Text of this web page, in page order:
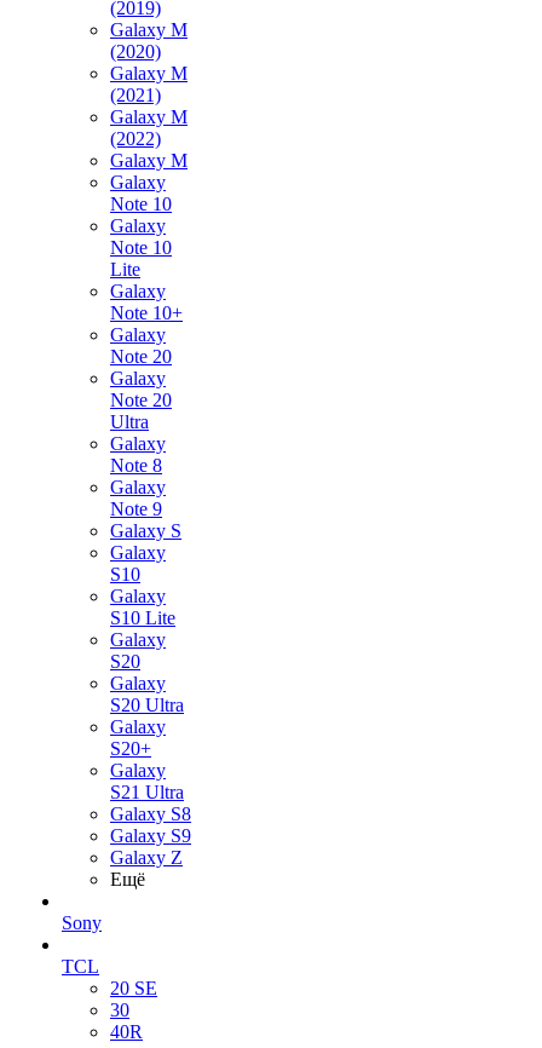
(2019)
Galaxy M
(2020)
Galaxy M
(2021)
Galaxy M
(2022)
Galaxy M
Galaxy
Note 10
Galaxy
Note 10
Lite
Galaxy
Note 10+
Galaxy
Note 20
Galaxy
Note 20
Ultra
Galaxy
Note 8
Galaxy
Note 9
Galaxy S
Galaxy
S10
Galaxy
S10 Lite
Galaxy
S20
Galaxy
S20 Ultra
Galaxy
S20+
Galaxy
S21 Ultra
Galaxy S8
Galaxy S9
Galaxy Z
Ещё
Sony
TCL
20 SE
30
40R